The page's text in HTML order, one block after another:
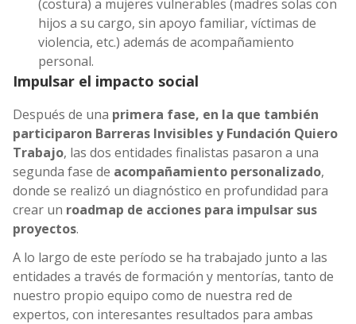
(costura) a mujeres vulnerables (madres solas con
hijos a su cargo, sin apoyo familiar, víctimas de
violencia, etc.) además de acompañamiento
personal.
Impulsar el impacto social
Después de una primera fase, en la que también
participaron Barreras Invisibles y Fundación Quiero
Trabajo, las dos entidades finalistas pasaron a una
segunda fase de acompañamiento personalizado,
donde se realizó un diagnóstico en profundidad para
crear un roadmap de acciones para impulsar sus
proyectos.
A lo largo de este período se ha trabajado junto a las
entidades a través de formación y mentorías, tanto de
nuestro propio equipo como de nuestra red de
expertos, con interesantes resultados para ambas